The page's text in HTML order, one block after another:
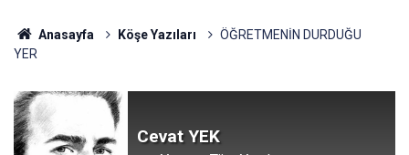
Anasayfa Köşe Yazıları
ÖĞRETMENİN DURDUĞU
YER
Cevat YEK